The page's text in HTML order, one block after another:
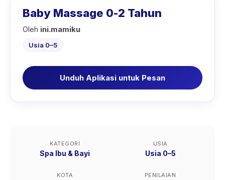
Baby Massage 0-2 Tahun
Oleh ini.mamiku
Usia 0–5
Unduh Aplikasi untuk Pesan
KATEGORI
Spa Ibu & Bayi
USIA
Usia 0–5
KOTA PENILAIAN